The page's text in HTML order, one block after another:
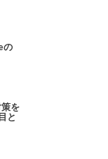
の
を
と